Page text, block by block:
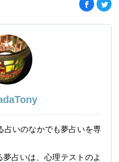
占いのなかでも夢占いを専
夢占いは、心理テストのよ